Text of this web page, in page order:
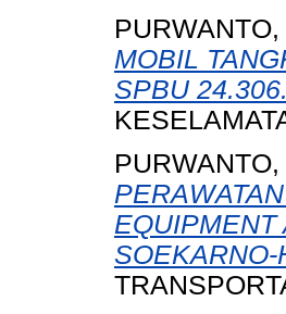
MOBIL
SPBU
EQUIPMENT
SOEKARNO-